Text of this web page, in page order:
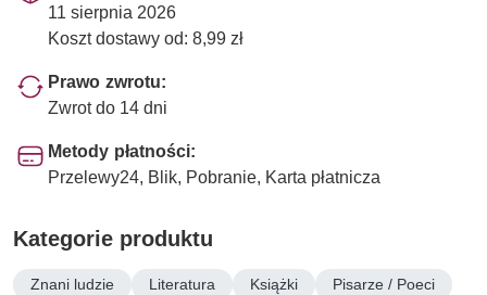
11 sierpnia 2026
Koszt dostawy od: 8,99 zł
Prawo zwrotu:
Zwrot do 14 dni
Metody płatności:
Przelewy24, Blik, Pobranie, Karta płatnicza
Kategorie produktu
Znani ludzie Literatura Książki
Pisarze / Poeci